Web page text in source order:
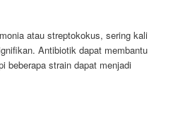
atau streptokokus, sering kali
Antibiotik dapat membantu
beberapa strain dapat menjadi